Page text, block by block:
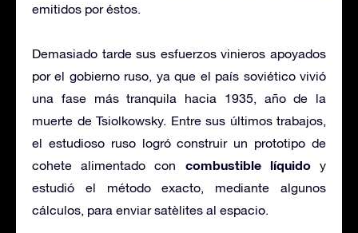
emitidos por éstos.
Demasiado tarde sus esfuerzos vinieros apoyados
por el gobierno ruso, ya que el país soviético vivió
una fase más tranquila hacia 1935, año de la
muerte de Tsiolkowsky. Entre sus últimos trabajos,
el estudioso ruso logró construir un prototipo de
cohete alimentado con combustible líquidoy
estudió el método exacto, mediante algunos
cálculos, para enviar satèlites al espacio.